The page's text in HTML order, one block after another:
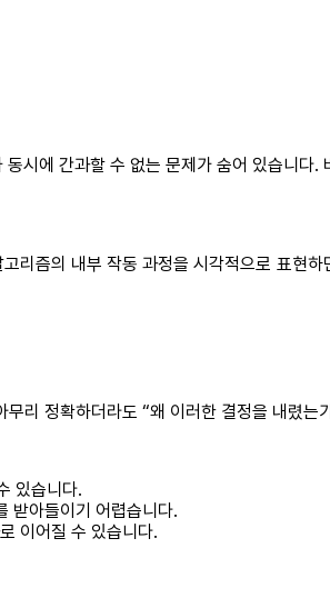
시에 간과할 수 없는 문제가 숨어 있습니다
즘의 내부 작동 과정을 시각적으로 표현
리 정확하더라도 “왜 이러한 결정을 내렸
있습니다.
받아들이기 어렵습니다.
이어질 수 있습니다.